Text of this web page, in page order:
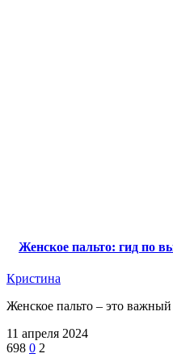
Женское пальто: гид по
Кристина
Женское пальто – это
11 апреля 2024
698 0 2